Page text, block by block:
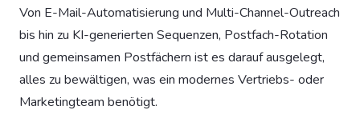
Von E-Mail-Automatisierung und Multi-Channel-Outreach
bis hin zu KI-generierten Sequenzen, Postfach-Rotation
und gemeinsamen Postfächern ist es darauf ausgelegt,
alles zu bewältigen, was ein modernes Vertriebs- oder
Marketingteam benötigt.